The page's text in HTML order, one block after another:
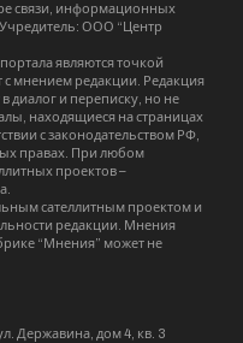
связи, информационных
ООО “Центр
являются точкой
с мнением редакции. Редакция
диалог и переписку, но не
находящиеся на страницах
с законодательством РФ,
правах. При любом
проектов –
сателлитным проектом и
редакции. Мнения
“Мнения” может не
Державина, дом 4, кв. 3